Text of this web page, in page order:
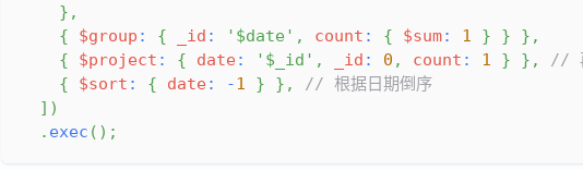
} ,
{
$group : { _id : '$date' , count : { $sum: 1 } } } ,
{
$project : { date: '$_id' , _id : 0 , count : 1 } } ,
//
{
$sort : { date: -1 } } ,
// 根据日期倒序
] )
. exec ( ) ;